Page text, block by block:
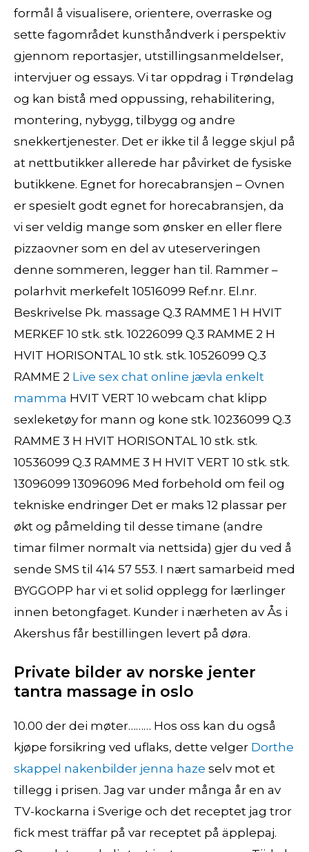
formål å visualisere, orientere, overraske og
sette fagområdet kunsthåndverk i perspektiv
gjennom reportasjer, utstillingsanmeldelser,
intervjuer og essays. Vi tar oppdrag i Trøndelag
og kan bistå med oppussing, rehabilitering,
montering, nybygg, tilbygg og andre
snekkertjenester. Det er ikke til å legge skjul på
at nettbutikker allerede har påvirket de fysiske
butikkene. Egnet for horecabransjen – Ovnen
er spesielt godt egnet for horecabransjen, da
vi ser veldig mange som ønsker en eller flere
pizzaovner som en del av uteserveringen
denne sommeren, legger han til. Rammer –
polarhvit merkefelt 10516099 Ref.nr. El.nr.
Beskrivelse Pk. massage Q.3 RAMME 1 H HVIT
MERKEF 10 stk. stk. 10226099 Q.3 RAMME 2 H
HVIT HORISONTAL 10 stk. stk. 10526099 Q.3
RAMME 2 Live sex chat online jævla enkelt
mamma HVIT VERT 10 webcam chat klipp
sexleketøy for mann og kone stk. 10236099 Q.3
RAMME 3 H HVIT HORISONTAL 10 stk. stk.
10536099 Q.3 RAMME 3 H HVIT VERT 10 stk. stk.
13096099 13096096 Med forbehold om feil og
tekniske endringer Det er maks 12 plassar per
økt og påmelding til desse timane (andre
timar filmer normalt via nettsida) gjer du ved å
sende SMS til 414 57 553. I nært samarbeid med
BYGGOPP har vi et solid opplegg for lærlinger
innen betongfaget. Kunder i nærheten av Ås i
Akershus får bestillingen levert på døra.
Private bilder av norske jenter
tantra massage in oslo
10.00 der dei møter……… Hos oss kan du også
kjøpe forsikring ved uflaks, dette velger Dorthe
skappel nakenbilder jenna haze selv mot et
tillegg i prisen. Jag var under många år en av
TV-kockarna i Sverige och det receptet jag tror
fick mest träffar på var receptet på äpplepaj.